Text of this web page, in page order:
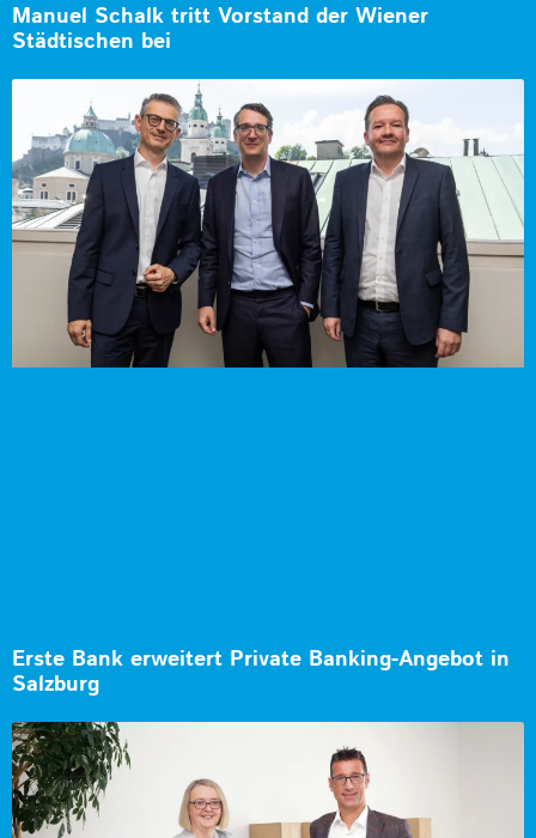
Manuel Schalk tritt Vorstand der Wiener
Städtischen bei
Erste Bank erweitert Private Banking-Angebot in
Salzburg